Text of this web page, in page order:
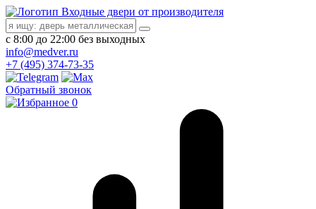
Входные двери от производителя
с 8:00 до 22:00 без выходных
info@medver.ru
+7 (495) 374-73-35
Обратный звонок
0